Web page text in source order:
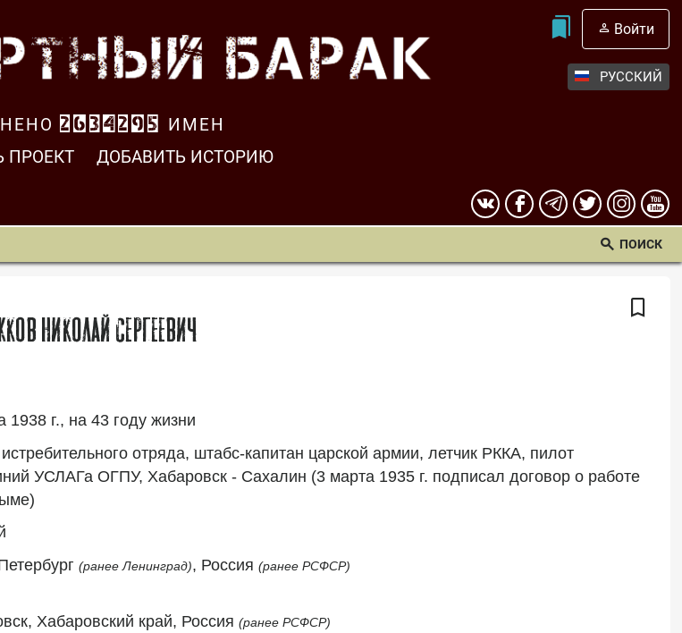
Войти
РУССКИЙ
2634296
ИМЕН
ПРОЕКТ
ДОБАВИТЬ ИСТОРИЮ
ПОИСК
Николай Сергеевич
1938 г., на 43 году жизни
истребительного отряда, штабс-капитан царской армии, летчик РККА, пилот
УСЛАГа ОГПУ, Хабаровск - Сахалин (3 марта 1935 г. подписал договор о работе
(ранее Ленинград), Россия (ранее РСФСР)
Хабаровский край, Россия (ранее РСФСР)